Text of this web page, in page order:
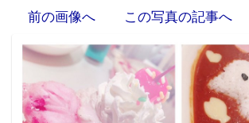
前の画像へ この写真の記事へ